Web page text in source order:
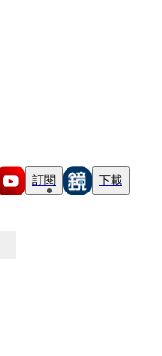
訂閱 下載